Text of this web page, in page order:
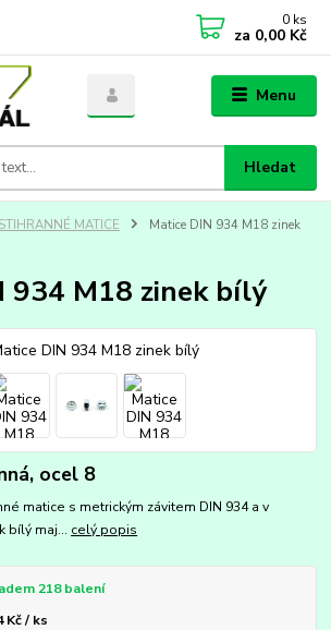
Menu
Hledat
0 ks
za 0,00 Kč
MATICE
Matice DIN 934 M18 zinek
934 M18 zinek bílý
ocel 8
matice s metrickým závitem DIN 934 a v
bílý maj... celý popis
218 balení
Kč / ks